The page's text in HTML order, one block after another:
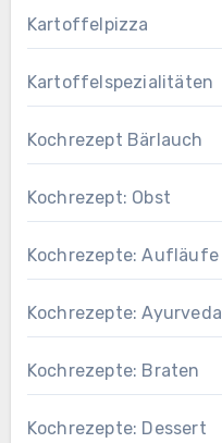
Kartoffelpizza
Kartoffelspezialitäten
Kochrezept Bärlauch
Kochrezept: Obst
Kochrezepte: Aufläufe
Kochrezepte: Ayurveda
Kochrezepte: Braten
Kochrezepte: Dessert